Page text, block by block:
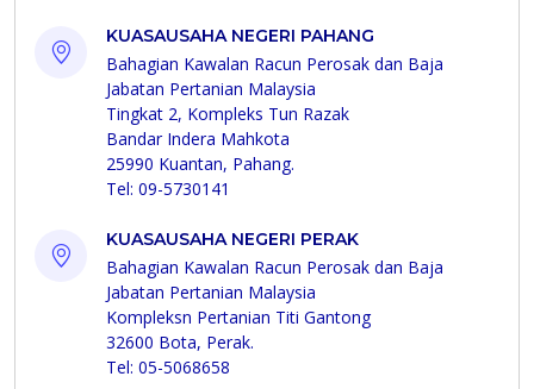
KUASAUSAHA NEGERI PAHANG
Bahagian Kawalan Racun Perosak dan Baja
Jabatan Pertanian Malaysia
Tingkat 2, Kompleks Tun Razak
Bandar Indera Mahkota
25990 Kuantan, Pahang.
Tel: 09-5730141
KUASAUSAHA NEGERI PERAK
Bahagian Kawalan Racun Perosak dan Baja
Jabatan Pertanian Malaysia
Kompleksn Pertanian Titi Gantong
32600 Bota, Perak.
Tel: 05-5068658